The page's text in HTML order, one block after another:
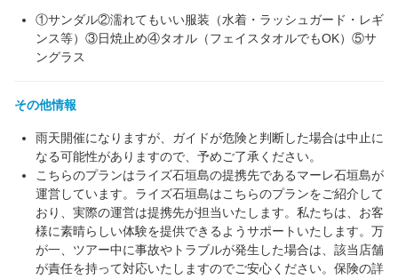
①サンダル②濡れてもいい服装（水着・ラッシュガード・レギ
ンス等）③日焼止め④タオル（フェイスタオルでもOK）⑤サ
ングラス
その他情報
雨天開催になりますが、ガイドが危険と判断した場合は中止に
なる可能性がありますので、予めご了承ください。
こちらのプランはライズ石垣島の提携先であるマーレ石垣島が
運営しています。ライズ石垣島はこちらのプランをご紹介して
おり、実際の運営は提携先が担当いたします。私たちは、お客
様に素晴らしい体験を提供できるようサポートいたします。万
が一、ツアー中に事故やトラブルが発生した場合は、該当店舗
が責任を持って対応いたしますのでご安心ください。保険の詳